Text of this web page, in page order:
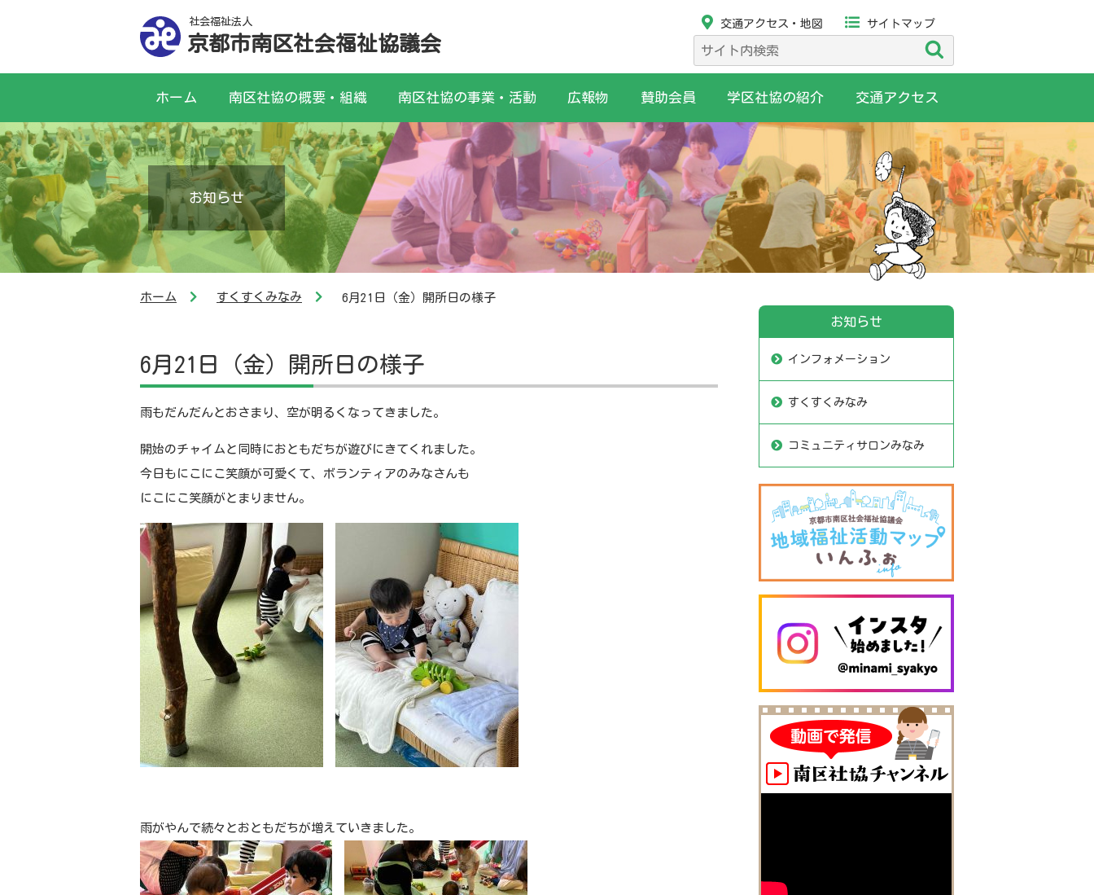
社会福祉法人
京都市南区社会福祉協議会
交通アクセス・地図 サイトマップ
検
索:
ホーム 南区社協の概要・組織 南区社協の事業・活動 広報物 賛助会員 学区社協の紹介 交通アクセス
お知らせ
ホーム すくすくみなみ 6月21日（金）開所日の様子
6月21日（金）開所日の様子
雨もだんだんとおさまり、空が明るくなってきました。
開始のチャイムと同時におともだちが遊びにきてくれました。
今日もにこにこ笑顔が可愛くて、ボランティアのみなさんも
にこにこ笑顔がとまりません。
雨がやんで続々とおともだちが増えていきました。
お知らせ
インフォメーション
すくすくみなみ
コミュニティサロンみなみ